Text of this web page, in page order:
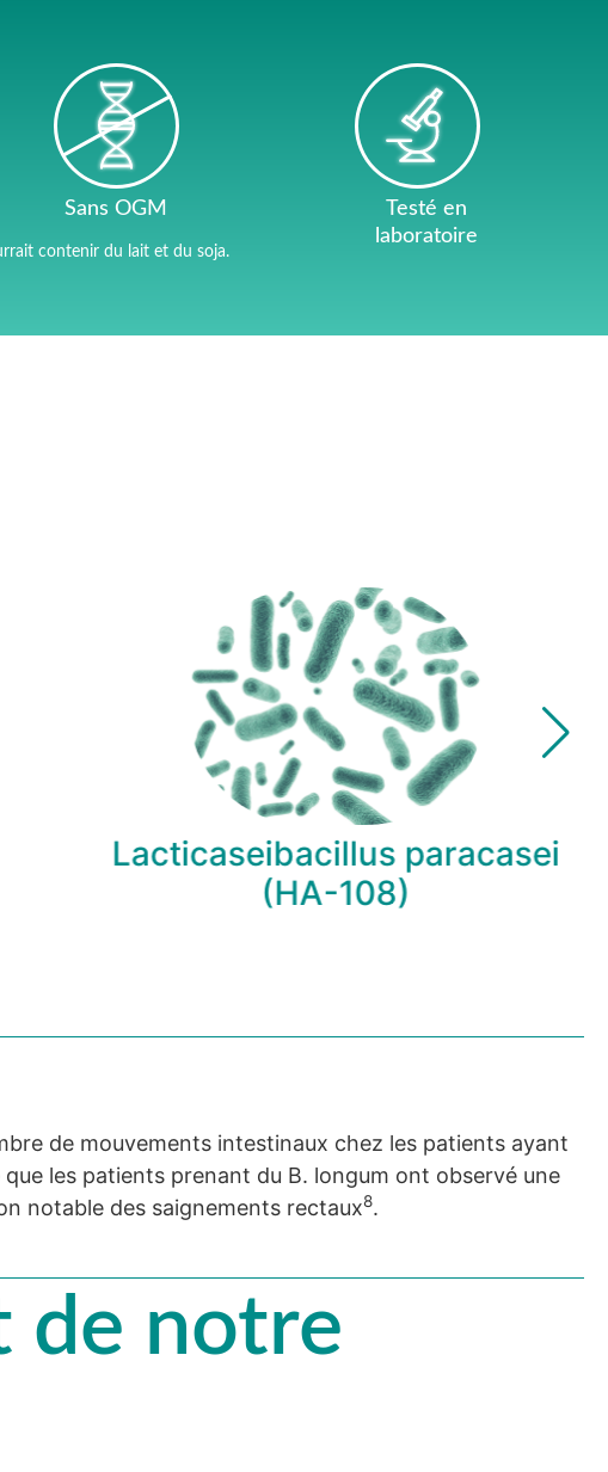
Sans OGM
Testé en
laboratoire
contenir du lait et du soja.
Lacticaseibacillus paracasei
(HA-108)
de mouvements intestinaux chez les patients ayant
les patients prenant du B. longum ont observé une
notable des saignements rectaux8.
de notre